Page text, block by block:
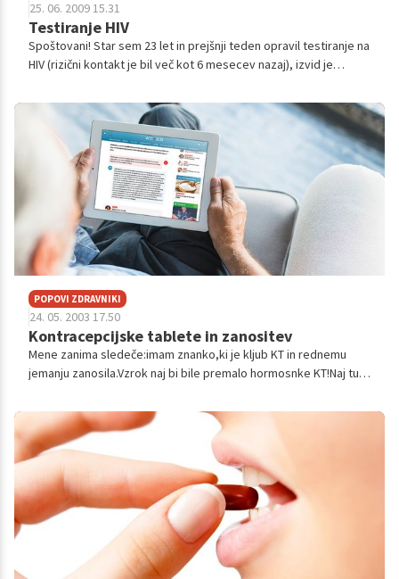
25. 06. 2009 15.31
Testiranje HIV
Spoštovani! Star sem 23 let in prejšnji teden opravil testiranje na
HIV (rizični kontakt je bil več kot 6 mesecev nazaj), izvid je
l...
POPOVI ZDRAVNIKI
24. 05. 2003 17.50
Kontracepcijske tablete in zanositev
Mene zanima sledeče:imam znanko,ki je kljub KT in rednemu
jemanju zanosila.Vzrok naj bi bile premalo hormosnke KT!Naj tudi
tablete,kako naj ugot...